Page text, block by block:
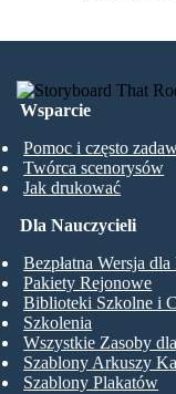
Wsparcie
Pomoc i często
Twórca scenorysów
Jak drukować
Dla Nauczycieli
Bezpłatna Wersja
Pakiety Rejonowe
Biblioteki Szkolne i
Szkolenia
Wszystkie Zasoby
Szablony Arkuszy
Szablony Plakatów